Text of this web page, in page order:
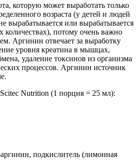
которую может выработать только
возраста (у детей и людей
вырабатывается или вырабатывается
количествах), потому очень важно
Аргинин отвечает за выработку
уровня креатина в мышцах,
удаление токсинов из организма
процессов. Аргинин источник
Nutrition (1 порция = 25 мл):
подкислитель (лимонная